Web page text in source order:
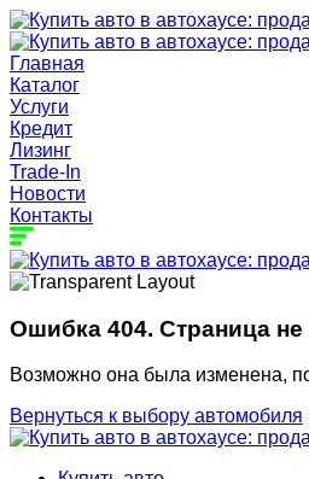
Главная
Каталог
Услуги
Кредит
Лизинг
Trade-In
Новости
Контакты
Ошибка 404. Страница не
Возможно она была изменена,
Вернуться к выбору автомобиля